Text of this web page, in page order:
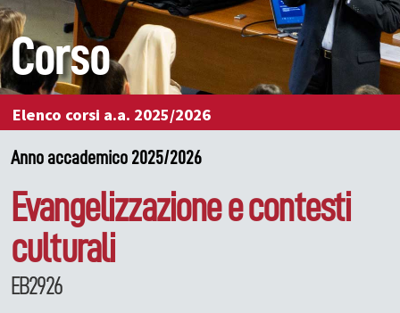
Corso
Elenco corsi a.a. 2025/2026
Anno accademico 2025/2026
Evangelizzazione e contesti
culturali
EB2926